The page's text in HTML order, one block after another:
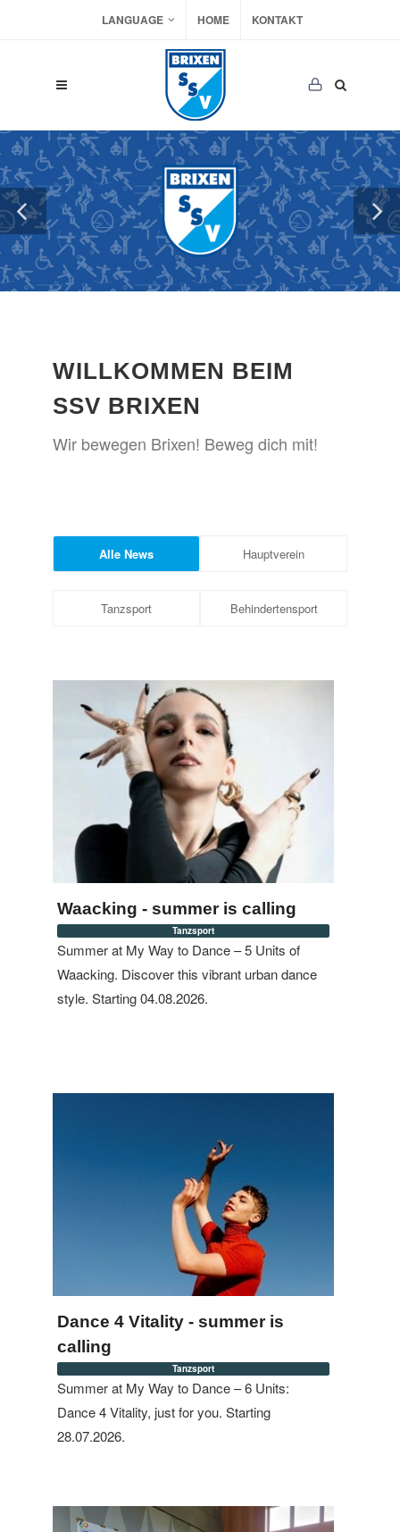
LANGUAGE HOME KONTAKT
WILLKOMMEN BEIM
SSV BRIXEN
Wir bewegen Brixen! Beweg dich mit!
Alle News Hauptverein
Tanzsport Behindertensport
Waacking - summer is calling
Tanzsport
Summer at My Way to Dance – 5 Units of
Waacking. Discover this vibrant urban dance
style. Starting 04.08.2026.
Dance 4 Vitality - summer is
calling
Tanzsport
Summer at My Way to Dance – 6 Units:
Dance 4 Vitality, just for you. Starting
28.07.2026.